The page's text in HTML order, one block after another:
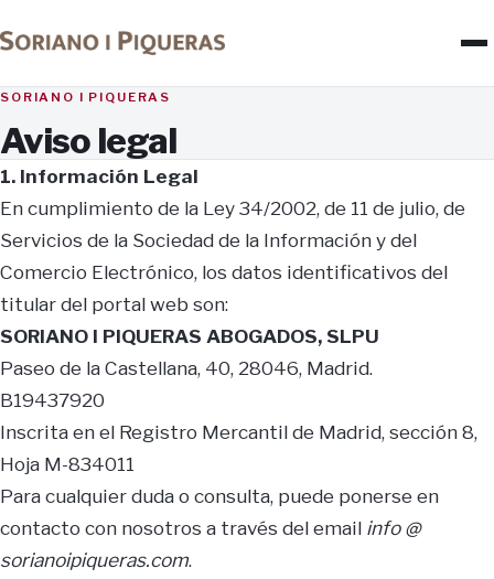
SORIANO I PIQUERAS
Aviso legal
1. Información Legal
En cumplimiento de la Ley 34/2002, de 11 de julio, de
Servicios de la Sociedad de la Información y del
Comercio Electrónico, los datos identificativos del
titular del portal web son:
SORIANO I PIQUERAS ABOGADOS, SLPU
Paseo de la Castellana, 40, 28046, Madrid.
B19437920
Inscrita en el Registro Mercantil de Madrid, sección 8,
Hoja M-834011
Para cualquier duda o consulta, puede ponerse en
contacto con nosotros a través del email info @
sorianoipiqueras.com.